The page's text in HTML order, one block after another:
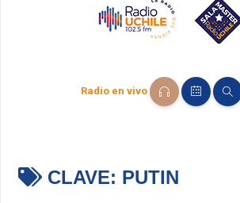
Radio en vivo
CLAVE: PUTIN